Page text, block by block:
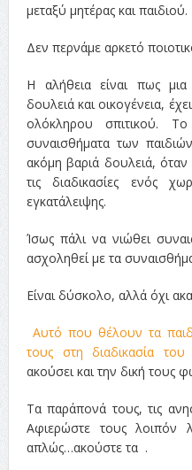
μεταξύ μητέρας και παιδιού.
Δεν περνάμε αρκετό
Η αλήθεια είναι πως
δουλειά και οικογένεια,
ολόκληρου σπιτικού.
συναισθήματα των
ακόμη βαριά δουλειά, όταν
τις διαδικασίες ενός
εγκατάλειψης.
Ίσως πάλι να νιώθει
ασχοληθεί με τα
Είναι δύσκολο, αλλά όχι
Αυτό που θέλουν τα
τους στη διαδικασία
ακούσει και την δική τους
Τα παράπονά τους, τις
Αφιερώστε τους
απλώς…ακούστε τα .